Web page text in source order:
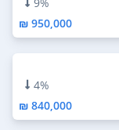
9%
950,000 ₪
4%
840,000 ₪